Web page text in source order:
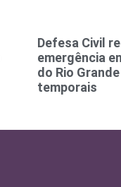
Defesa Civil
emergência
do Rio
temporais